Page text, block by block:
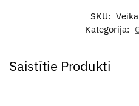
SKU:
Kategorija:
Saistītie Produkti